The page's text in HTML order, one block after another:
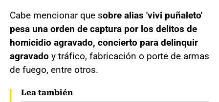
Cabe mencionar que sobre alias 'vivi puñaleto'
pesa una orden de captura por los delitos de
homicidio agravado, concierto para delinquir
agravado y tráfico, fabricación o porte de armas
de fuego, entre otros.
Lea también